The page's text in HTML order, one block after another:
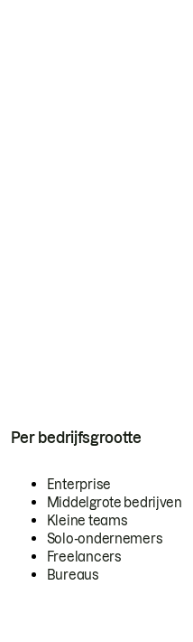
Per bedrijfsgrootte
Enterprise
Middelgrote bedrijven
Kleine teams
Solo-ondernemers
Freelancers
Bureaus